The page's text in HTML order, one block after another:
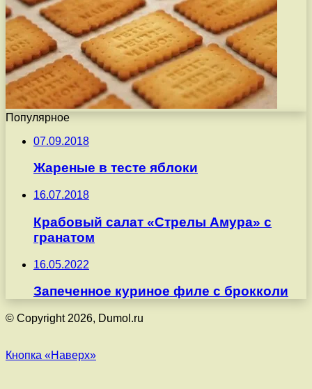
Популярное
07.09.2018
Жареные в тесте яблоки
16.07.2018
Крабовый салат «Стрелы Амура» с
гранатом
16.05.2022
Запеченное куриное филе с брокколи
© Copyright 2026, Dumol.ru
Кнопка «Наверх»